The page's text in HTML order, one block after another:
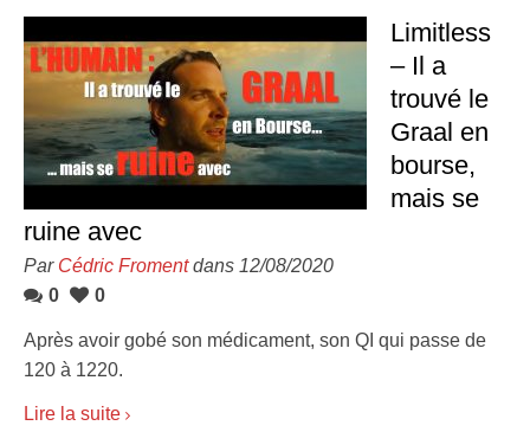
Limitless
– Il a
trouvé le
Graal en
bourse,
mais se
ruine avec
Par Cédric Fromentdans 12/08/2020
0
0
Après avoir gobé son médicament, son QI qui passe de
120 à 1220.
Lire la suite